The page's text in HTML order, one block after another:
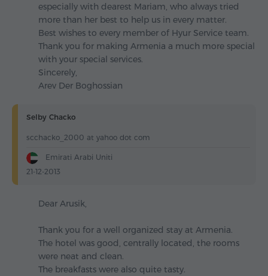
especially with dearest Mariam, who always tried
more than her best to help us in every matter.
Best wishes to every member of Hyur Service team.
Thank you for making Armenia a much more special
with your special services.
Sincerely,
Arev Der Boghossian
Selby Chacko
scchacko_2000 at yahoo dot com
Emirati Arabi Uniti
21-12-2013
Dear Arusik,
Thank you for a well organized stay at Armenia.
The hotel was good, centrally located, the rooms
were neat and clean.
The breakfasts were also quite tasty.